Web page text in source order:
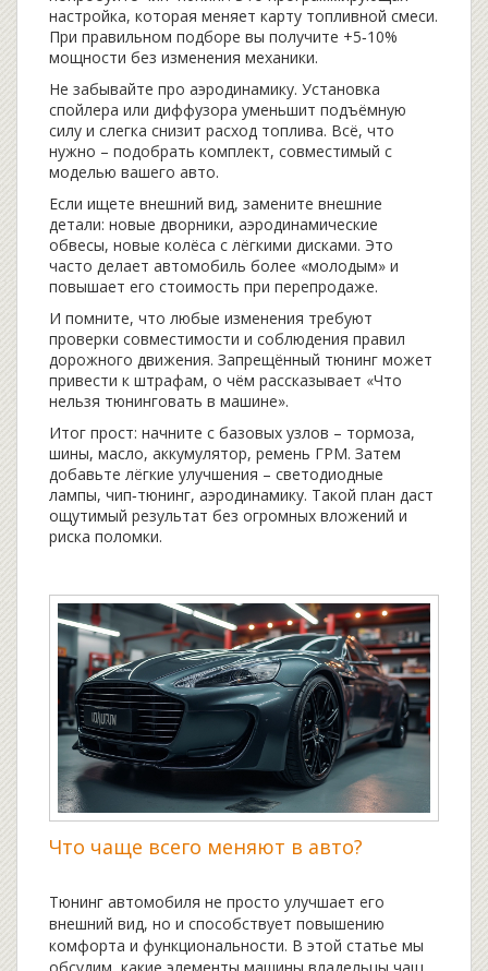
настройка, которая меняет карту топливной смеси.
При правильном подборе вы получите +5‑10%
мощности без изменения механики.
Не забывайте про аэродинамику. Установка
спойлера или диффузора уменьшит подъёмную
силу и слегка снизит расход топлива. Всё, что
нужно – подобрать комплект, совместимый с
моделью вашего авто.
Если ищете внешний вид, замените внешние
детали: новые дворники, аэродинамические
обвесы, новые колёса с лёгкими дисками. Это
часто делает автомобиль более «молодым» и
повышает его стоимость при перепродаже.
И помните, что любые изменения требуют
проверки совместимости и соблюдения правил
дорожного движения. Запрещённый тюнинг может
привести к штрафам, о чём рассказывает «Что
нельзя тюнинговать в машине».
Итог прост: начните с базовых узлов – тормоза,
шины, масло, аккумулятор, ремень ГРМ. Затем
добавьте лёгкие улучшения – светодиодные
лампы, чип‑тюнинг, аэродинамику. Такой план даст
ощутимый результат без огромных вложений и
риска поломки.
Что чаще всего меняют в авто?
Тюнинг автомобиля не просто улучшает его
внешний вид, но и способствует повышению
комфорта и функциональности. В этой статье мы